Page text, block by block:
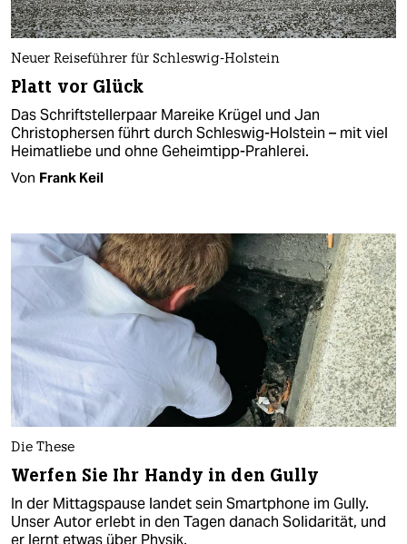
Neuer Reiseführer für Schleswig-Holstein
Platt vor Glück
Das Schriftstellerpaar Mareike Krügel und Jan
Christophersen führt durch Schleswig-Holstein – mit viel
Heimatliebe und ohne Geheimtipp-Prahlerei.
Von Frank Keil
Die These
Werfen Sie Ihr Handy in den Gully
In der Mittagspause landet sein Smartphone im Gully.
Unser Autor erlebt in den Tagen danach Solidarität, und
er lernt etwas über Physik.